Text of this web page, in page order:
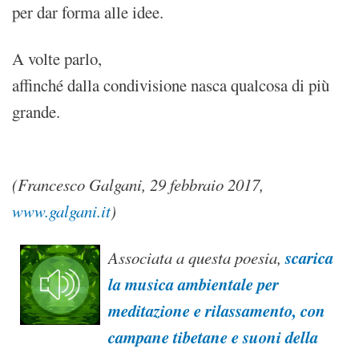
per dar forma alle idee.
A volte parlo,
affinché dalla condivisione nasca qualcosa di più
grande.
(Francesco Galgani, 29 febbraio 2017,
www.galgani.it)
Associata a questa poesia,scarica
la musica ambientale per
meditazione e rilassamento, con
campane tibetane e suoni della